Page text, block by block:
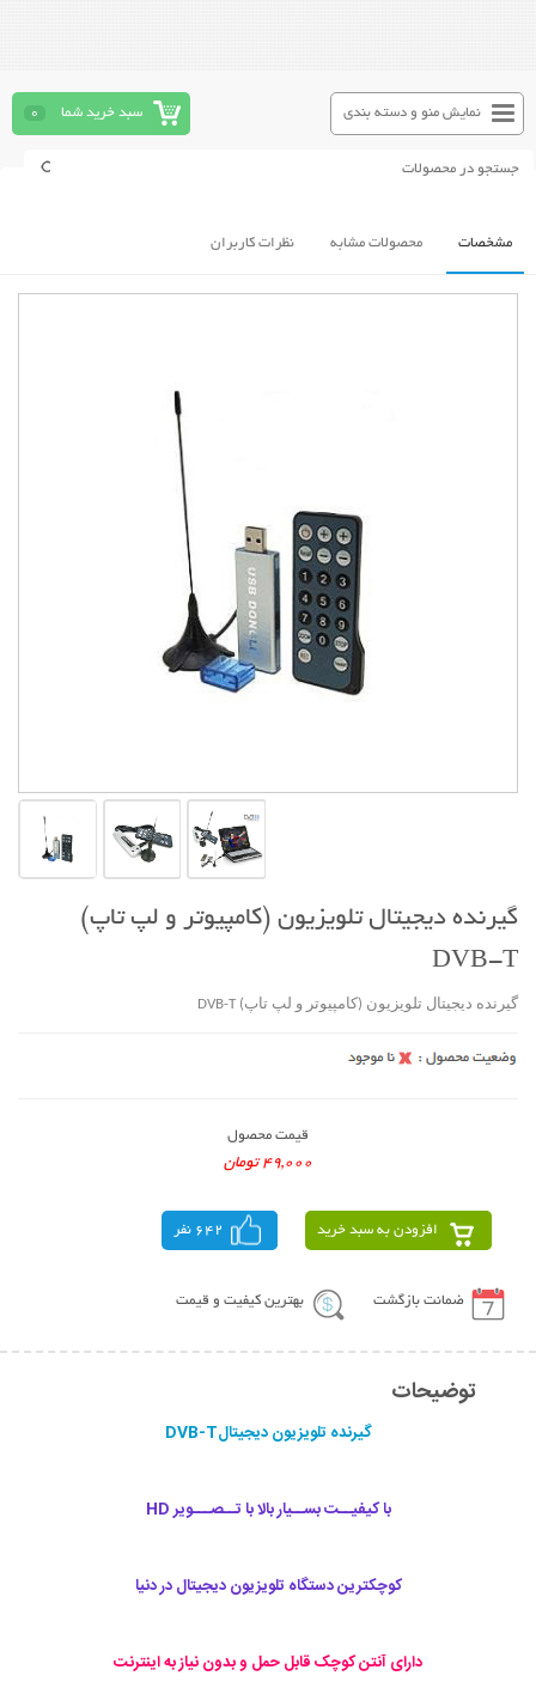
سبد خرید شما 0 نمایش منو و دسته بندی
مشخصات محصولات مشابه نظرات کاربران
گیرنده دیجیتال تلویزیون (کامپیوتر و لپ تاپ)
DVB-T
گیرنده دیجیتال تلویزیون (کامپیوتر و لپ تاپ) DVB-T
قیمت محصول
49,000 تومان
افزودن به سبد خرید 642 نفر
ضمانت بازگشت بهترین کیفیت و قیمت
توضیحات
گیرنده تلویزیون دیجیتالDVB-T
با کيفيــت بســیار بالا با تــصـــویر HD
کوچکترين دستگاه تلويزيون ديجيتال در دنيا
دارای آنتن کوچک قابل حمل و بدون نیاز به اینترنت